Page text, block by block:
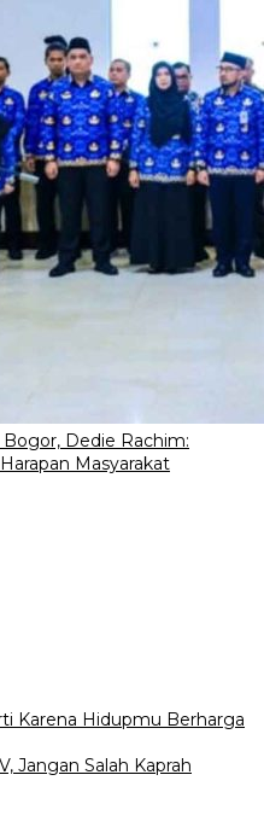
Dedie Rachim:
Masyarakat
Karena Hidupmu Berharga
Jangan Salah Kaprah